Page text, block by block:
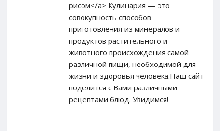
рисом</a> Кулинария — это
совокупность способов
приготовления из минералов и
продуктов растительного и
животного происхождения самой
различной пищи, необходимой для
жизни и здоровья человека.Наш сайт
поделится с Вами различными
рецептами блюд. Увидимся!